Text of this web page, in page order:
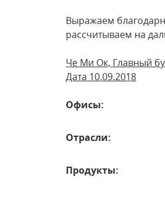
Выражаем
рассчитываем на
Че Ми Ок, Главный
Дата 10.09.2018
Офисы:
Отрасли:
Продукты: